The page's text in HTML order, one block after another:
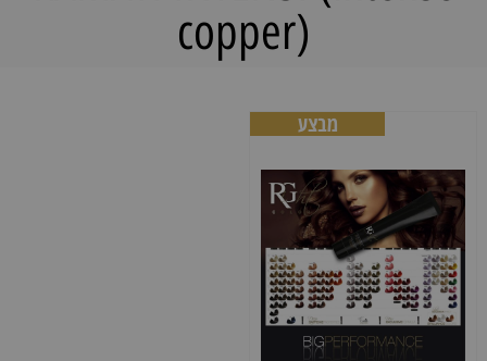
copper)
מבצע